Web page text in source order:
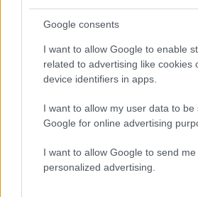
Google consents
I want to allow Google to enable
related to advertising like cookies
device identifiers in apps.
I want to allow my user data to be
Google for online advertising
I want to allow Google to send me
personalized advertising.
Υποβολή
Όροι Χρήσης. Το site προστατεύεται από
Πολιτική Απορρήτου&Όροι Χρήσης